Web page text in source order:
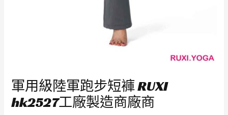
軍用級陸軍跑步短褲 RUXI
hk2527工廠製造商廠商